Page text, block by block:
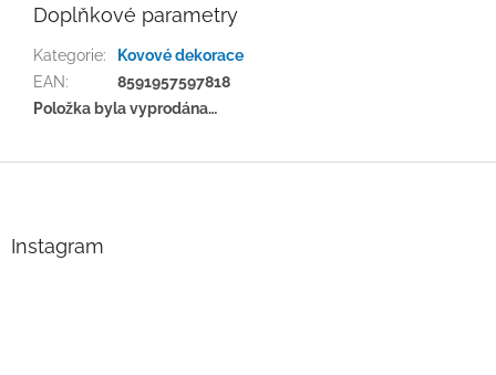
Doplňkové parametry
Kategorie:
Kovové dekorace
EAN:
8591957597818
Položka byla vyprodána…
Instagram